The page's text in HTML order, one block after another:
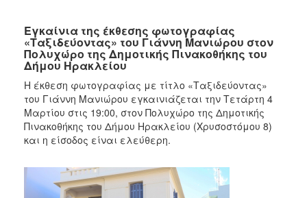
ΠΟΛΙΤΙΣΜΟΣ
ΑΝΘΕΚΤΙΚΗ
ΠΟΛΗ
Εγκαίνια της έκθεσης φωτογραφίας
«Ταξιδεύοντας» του Γιάννη Μανιώρου στον
Πολυχώρο της Δημοτικής Πινακοθήκης του
Δήμου Ηρακλείου
Η έκθεση φωτογραφίας με τίτλο «Ταξιδεύοντας»
του Γιάννη Μανιώρου εγκαινιάζεται την Τετάρτη 4
Μαρτίου στις 19:00, στον Πολυχώρο της Δημοτικής
Πινακοθήκης του Δήμου Ηρακλείου (Χρυσοστόμου 8)
και η είσοδος είναι ελεύθερη.